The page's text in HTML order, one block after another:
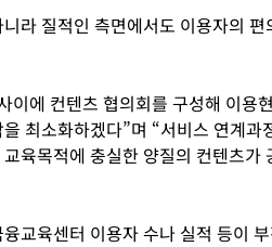
라 질적인 측면에서도 이용자의
이에 컨텐츠 협의회를 구성해 이용
최소화하겠다”며 “서비스 연계과
육목적에 충실한 양질의 컨텐츠가
교육센터 이용자 수나 실적 등이